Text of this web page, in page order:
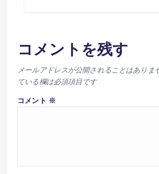
コメントを残す
メールアドレスが公開されることはありま
ている欄は必須項目です
コメント ※